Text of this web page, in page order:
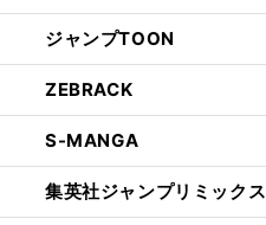
ジャンプTOON
ZEBRACK
S-MANGA
集英社ジャンプリミックス